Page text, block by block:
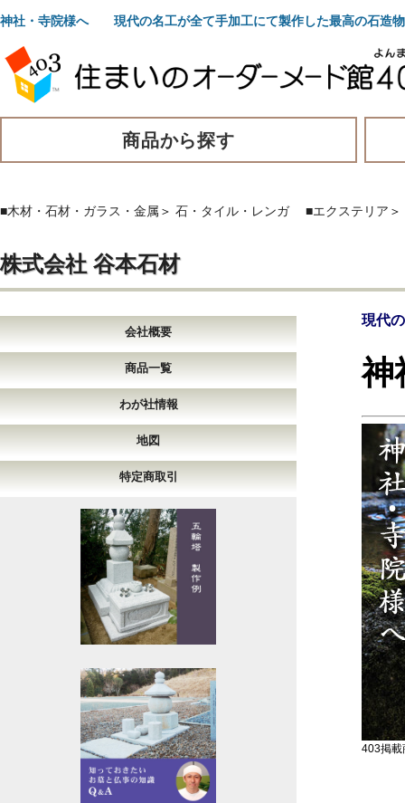
神社・寺院様へ 現代の名工が全て手加工にて製作した最高の石造
商品から探す
■木材・石材・ガラス・金属 ＞ 石・タイル・レンガ ■エクステリア ＞
株式会社 谷本石材
会社概要
商品一覧
わが社情報
地図
特定商取引
現代
神
403掲載